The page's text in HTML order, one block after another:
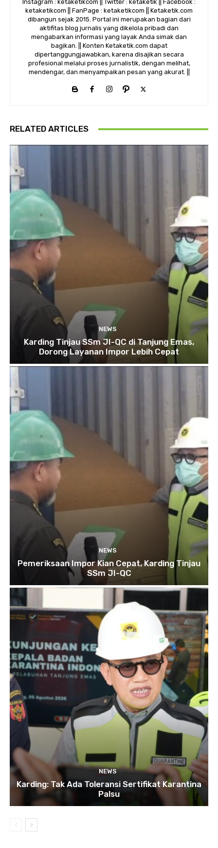
Instagram : ketaketikcom || Twitter : ketaketik || Facebook :
ketaketikcom || FanPage : ketaketikcom || Ketaketik.com
dibangun sejak 2015. Portal ini merupakan bagian dari
aktifitas blog jurnalis yang dikelola pribadi dan
mengabarkan informasi yang layak Anda simak dan
bagikan. || Konten Ketaketik.com dapat
dipertanggungjawabkan, karena disajikan secara
profesional melalui proses jurnalistik, dengan melihat,
mendengar, dan menyampaikan pesan yang akurat. ||
RELATED ARTICLES
NEWS
Karding Tinjau SSm JI-QC di Tanjung Emas,
Dorong Layanan Impor Lebih Cepat
NEWS
Pemeriksaan Impor Kian Cepat, Karding Tinjau
SSm JI-QC
NEWS
Karding: Tak Ada Toleransi Sertifikat Karantina
Palsu